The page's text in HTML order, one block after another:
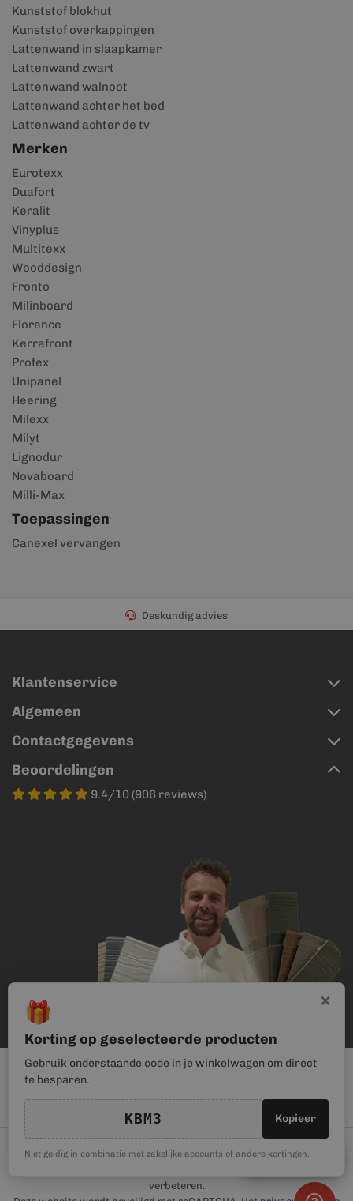
Kunststof blokhut
Kunststof overkappingen
Lattenwand in slaapkamer
Lattenwand zwart
Lattenwand walnoot
Lattenwand achter het bed
Lattenwand achter de tv
Merken
Eurotexx
Duafort
Keralit
Vinyplus
Multitexx
Wooddesign
Fronto
Milinboard
Florence
Kerrafront
Profex
Unipanel
Heering
Milexx
Milyt
Lignodur
Novaboard
Milli-Max
Toepassingen
Canexel vervangen
Deskundig advies
Klantenservice
Algemeen
Contactgegevens
Beoordelingen
9.4/10 (906 reviews)
×
🎁
Korting op geselecteerde producten
Gebruik onderstaande code in je winkelwagen om direct
te besparen.
KBM3 Kopieer
Niet geldig in combinatie met zakelijke accounts of andere kortingen.
🎁Kortingscode
© Kunststof Bouwmateriaal | Magento webwinkel realisatie door
verbeteren.